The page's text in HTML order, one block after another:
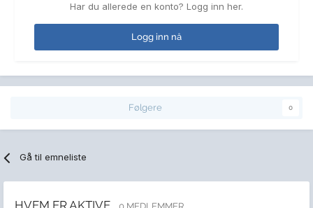
Har du allerede en konto? Logg inn her.
Logg inn nå
Følgere 0
Gå til emneliste